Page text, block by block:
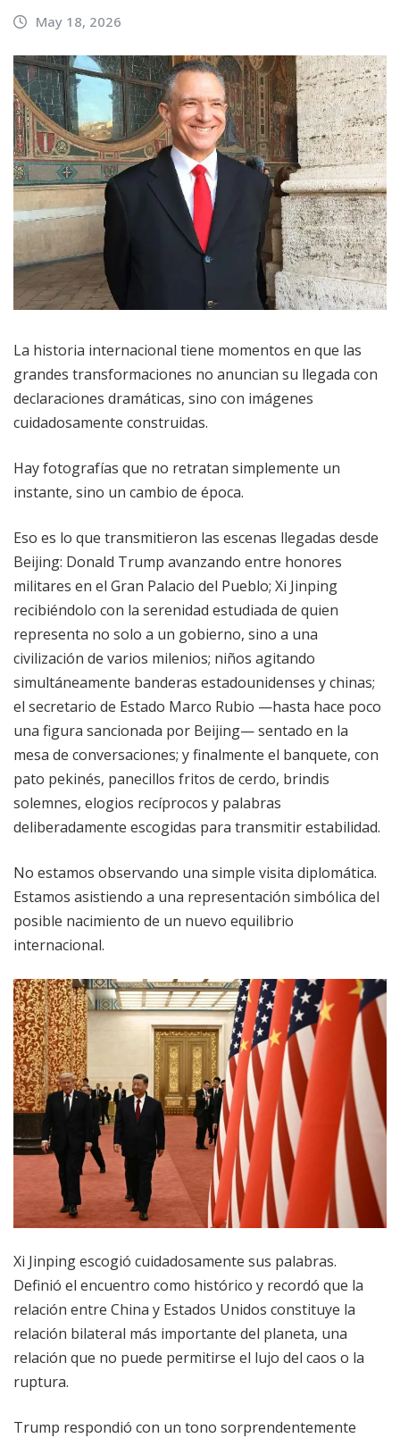
May 18, 2026
La historia internacional tiene momentos en que las
grandes transformaciones no anuncian su llegada con
declaraciones dramáticas, sino con imágenes
cuidadosamente construidas.
Hay fotografías que no retratan simplemente un
instante, sino un cambio de época.
Eso es lo que transmitieron las escenas llegadas desde
Beijing: Donald Trump avanzando entre honores
militares en el Gran Palacio del Pueblo; Xi Jinping
recibiéndolo con la serenidad estudiada de quien
representa no solo a un gobierno, sino a una
civilización de varios milenios; niños agitando
simultáneamente banderas estadounidenses y chinas;
el secretario de Estado Marco Rubio —hasta hace poco
una figura sancionada por Beijing— sentado en la
mesa de conversaciones; y finalmente el banquete, con
pato pekinés, panecillos fritos de cerdo, brindis
solemnes, elogios recíprocos y palabras
deliberadamente escogidas para transmitir estabilidad.
No estamos observando una simple visita diplomática.
Estamos asistiendo a una representación simbólica del
posible nacimiento de un nuevo equilibrio
internacional.
Xi Jinping escogió cuidadosamente sus palabras.
Definió el encuentro como histórico y recordó que la
relación entre China y Estados Unidos constituye la
relación bilateral más importante del planeta, una
relación que no puede permitirse el lujo del caos o la
ruptura.
Trump respondió con un tono sorprendentemente